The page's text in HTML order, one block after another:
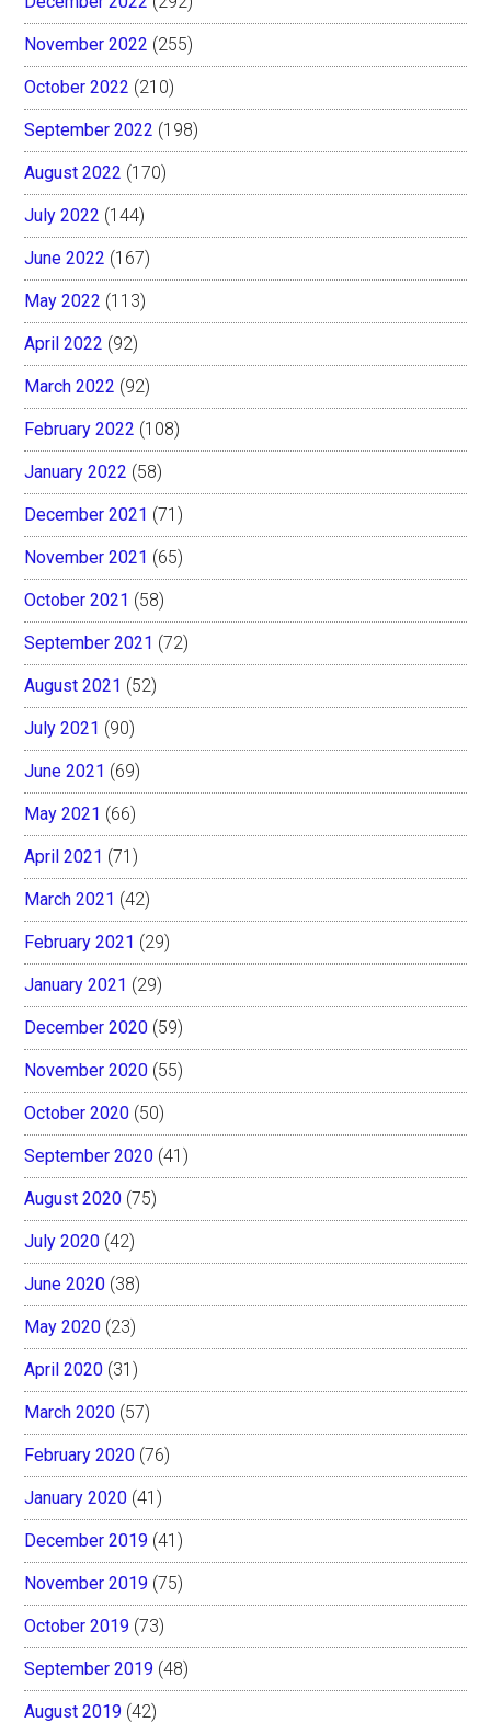
November 2022 (255)
October 2022 (210)
September 2022 (198)
August 2022 (170)
July 2022 (144)
June 2022 (167)
May 2022 (113)
April 2022 (92)
March 2022 (92)
February 2022 (108)
January 2022 (58)
December 2021 (71)
November 2021 (65)
October 2021 (58)
September 2021 (72)
August 2021 (52)
July 2021 (90)
June 2021 (69)
May 2021 (66)
April 2021 (71)
March 2021 (42)
February 2021 (29)
January 2021 (29)
December 2020 (59)
November 2020 (55)
October 2020 (50)
September 2020 (41)
August 2020 (75)
July 2020 (42)
June 2020 (38)
May 2020 (23)
April 2020 (31)
March 2020 (57)
February 2020 (76)
January 2020 (41)
December 2019 (41)
November 2019 (75)
October 2019 (73)
September 2019 (48)
August 2019 (42)